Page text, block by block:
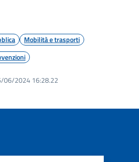
Mobilità e trasporti
06/2024 16:28.22